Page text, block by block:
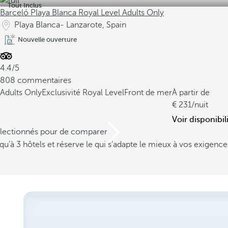
Tout Inclus
Barceló Playa Blanca Royal Level Adults Only
Playa Blanca- Lanzarote, Spain
Nouvelle ouverture
4.4/5
808 commentaires
Adults OnlyExclusivité Royal LevelFront de merÀ partir de
231/nuit
Voir
pour de comparer
3 hôtels et réserve le qui s’adapte le mieux à vos